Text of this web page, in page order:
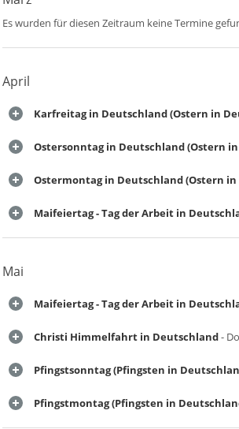
Es wurden für diesen Zeitraum keine Termine
April
Karfreitag in Deutschland (Ostern in
Ostersonntag in Deutschland (Ostern
Ostermontag in Deutschland (Ostern
Maifeiertag - Tag der Arbeit in
Mai
Maifeiertag - Tag der Arbeit in
Christi Himmelfahrt in Deutschland-
Pfingstsonntag (Pfingsten in
Pfingstmontag (Pfingsten in